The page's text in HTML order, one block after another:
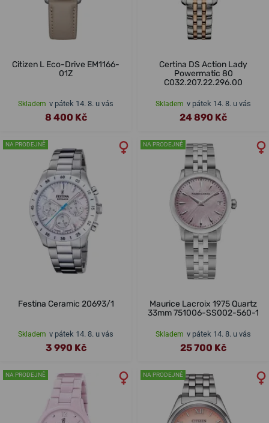
Citizen L Eco-Drive EM1166-
01Z
Skladem v pátek 14. 8. u vás
8 400 Kč
Certina DS Action Lady
Powermatic 80
C032.207.22.296.00
Skladem v pátek 14. 8. u vás
24 890 Kč
NA PRODEJNĚ
Festina Ceramic 20693/1
Skladem v pátek 14. 8. u vás
3 990 Kč
NA PRODEJNĚ
Maurice Lacroix 1975 Quartz
33mm 751006-SS002-560-1
Skladem v pátek 14. 8. u vás
25 700 Kč
NA PRODEJNĚ NA PRODEJNĚ